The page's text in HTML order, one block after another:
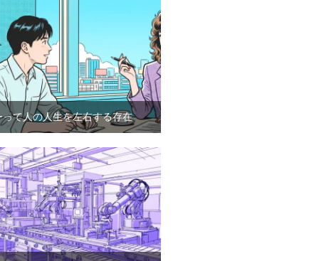
って人の人生を左右する存在